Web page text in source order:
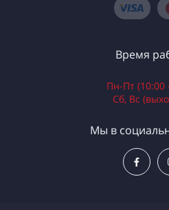
Время
Пн-Пт (10:00
Сб, Вс
Мы в